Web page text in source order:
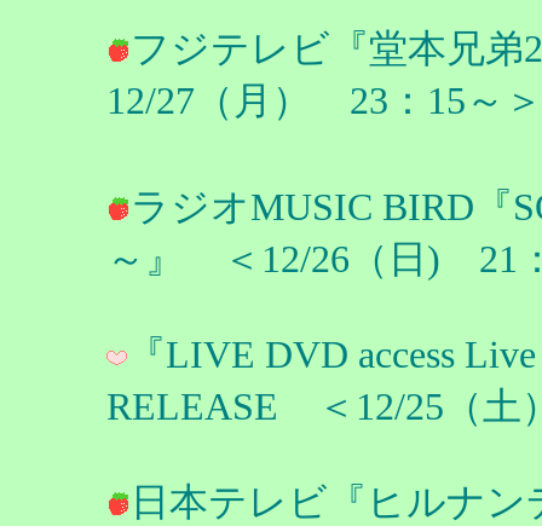
フジテレビ『堂本兄
12/27（月） 23：15～＞
ラジオMUSIC BIRD『
～』 ＜12/26（日) 21
『LIVE DVD access
RELEASE ＜12/25（土
日本テレビ『ヒルナ